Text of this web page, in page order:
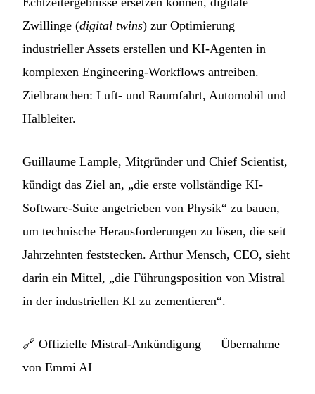
Zwillinge (digital twins) zur Optimierung
industrieller Assets erstellen und KI-Agenten in
komplexen Engineering-Workflows antreiben.
Zielbranchen: Luft- und Raumfahrt, Automobil und
Halbleiter.
Guillaume Lample, Mitgründer und Chief Scientist,
kündigt das Ziel an, „die erste vollständige KI-
Software-Suite angetrieben von Physik“ zu bauen,
um technische Herausforderungen zu lösen, die seit
Jahrzehnten feststecken. Arthur Mensch, CEO, sieht
darin ein Mittel, „die Führungsposition von Mistral
in der industriellen KI zu zementieren“.
🔗 Offizielle Mistral-Ankündigung — Übernahme
von Emmi AI